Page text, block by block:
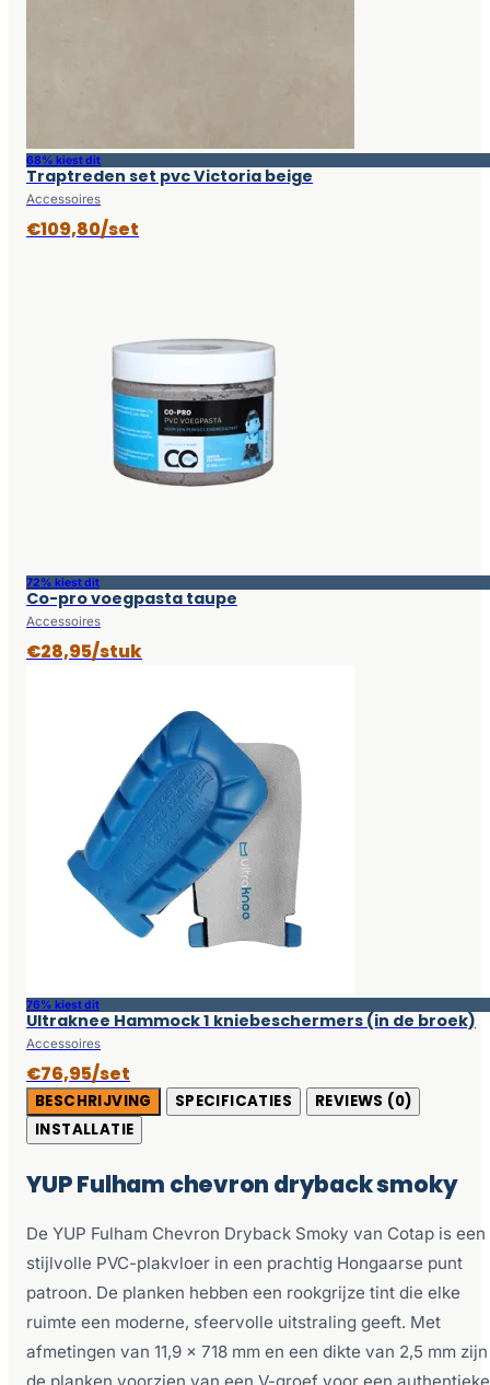
68% kiest dit
Traptreden set pvc Victoria beige
Accessoires
€109,80/set
72% kiest dit
Co-pro voegpasta taupe
Accessoires
€28,95/stuk
76% kiest dit
Ultraknee Hammock 1 kniebeschermers (in de broek)
Accessoires
€76,95/set
BESCHRIJVING SPECIFICATIES
REVIEWS (0)
INSTALLATIE
YUP Fulham chevron dryback smoky
De YUP Fulham Chevron Dryback Smoky van Cotap is een
stijlvolle PVC-plakvloer in een prachtig Hongaarse punt
patroon. De planken hebben een rookgrijze tint die elke
ruimte een moderne, sfeervolle uitstraling geeft. Met
afmetingen van 11,9 x 718 mm en een dikte van 2,5 mm zijn
de planken voorzien van een V-groef voor een authentieke